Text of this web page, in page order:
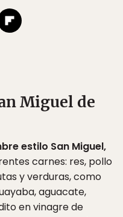
Miguel de
estilo San Miguel,
carnes: res, pollo
y verduras, como
aguacate,
en vinagre de